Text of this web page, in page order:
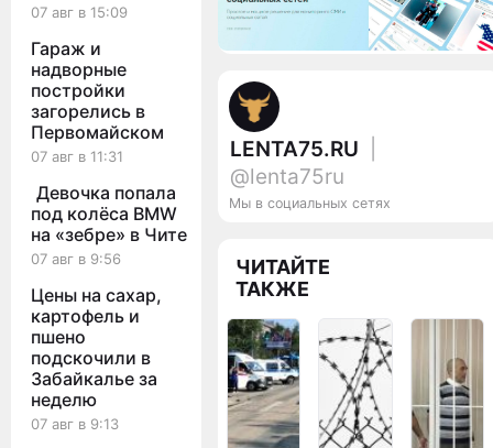
07 авг в 15:09
Гараж и
надворные
постройки
загорелись в
Первомайском
07 авг в 11:31
Девочка попала
под колёса BMW
на «зебре» в Чите
07 авг в 9:56
Цены на сахар,
картофель и
пшено
подскочили в
Забайкалье за
неделю
07 авг в 9:13
LENTA75.RU
@lenta75ru
Мы в социальных сетях
ЧИТАЙТЕ
ТАКЖЕ